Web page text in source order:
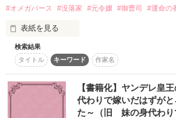
エレベーターが大暴走！
開いたドアから入ってきたのは……
『双子の「無能な方」だから生贄にされた
として迎えられました』
とタイトルを変更して、マカロン文庫さま
に配信予定です！
読んでくださった皆様のおかげです。本当
ます！
きめく話になるよう頑張りました。
書籍版もどうぞよろしくお願いします！
#オメガバース #没落家 #元令嬢 #御曹司 #運命の
表紙を見る
検索結果
タイトル
キーワード 作家名
【書籍化】ヤンデレ皇
代わりで嫁いだはずが
た～（旧 妹の身代わり